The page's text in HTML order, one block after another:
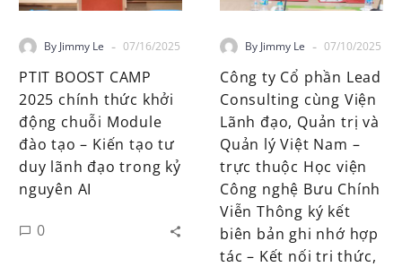
By Jimmy Le - 07/16/2025
PTIT BOOST CAMP
2025 chính thức khởi
động chuỗi Module
đào tạo – Kiến tạo tư
duy lãnh đạo trong kỷ
nguyên AI
0
By Jimmy Le - 07/10/2025
Công ty Cổ phần Lead
Consulting cùng Viện
Lãnh đạo, Quản trị và
Quản lý Việt Nam –
trực thuộc Học viện
Công nghệ Bưu Chính
Viễn Thông ký kết
biên bản ghi nhớ hợp
tác – Kết nối tri thức,